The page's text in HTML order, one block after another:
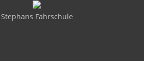
Stephans Fahrschule